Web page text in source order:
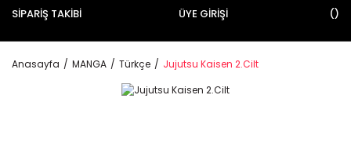
SİPARİŞ TAKİBİ ÜYE GİRİŞİ
Anasayfa MANGA Türkçe Jujutsu Kaisen 2.Cilt